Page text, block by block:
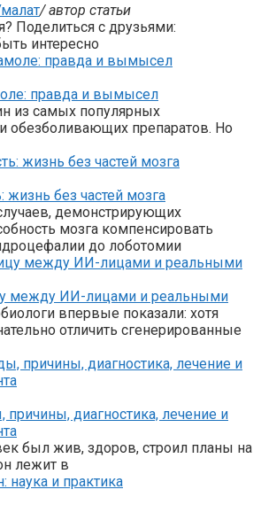
/ автор статьи
Поделиться с друзьями:
интересно
правда и вымысел
из самых популярных
препаратов. Но
жизнь без частей мозга
демонстрирующих
мозга компенсировать
до лоботомии
между ИИ-лицами и реальными
впервые показали: хотя
отличить сгенерированные
причины, диагностика, лечение и
был жив, здоров, строил планы на
лежит в